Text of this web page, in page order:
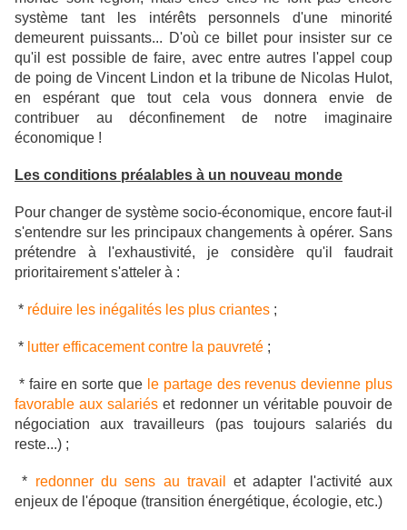
système tant les intérêts personnels d'une minorité
demeurent puissants... D'où ce billet pour insister sur ce
qu'il est possible de faire, avec entre autres l'appel coup
de poing de Vincent Lindon et la tribune de Nicolas Hulot,
en espérant que tout cela vous donnera envie de
contribuer au déconfinement de notre imaginaire
économique !
Les conditions préalables à un nouveau monde
Pour changer de système socio-économique, encore faut-il
s'entendre sur les principaux changements à opérer. Sans
prétendre à l'exhaustivité, je considère qu'il faudrait
prioritairement s'atteler à :
* réduire les inégalités les plus criantes ;
* lutter efficacement contre la pauvreté ;
* faire en sorte que le partage des revenus devienne plus
favorable aux salariés et redonner un véritable pouvoir de
négociation aux travailleurs (pas toujours salariés du
reste...) ;
* redonner du sens au travail
et adapter l'activité aux
enjeux de l'époque (transition énergétique, écologie, etc.)